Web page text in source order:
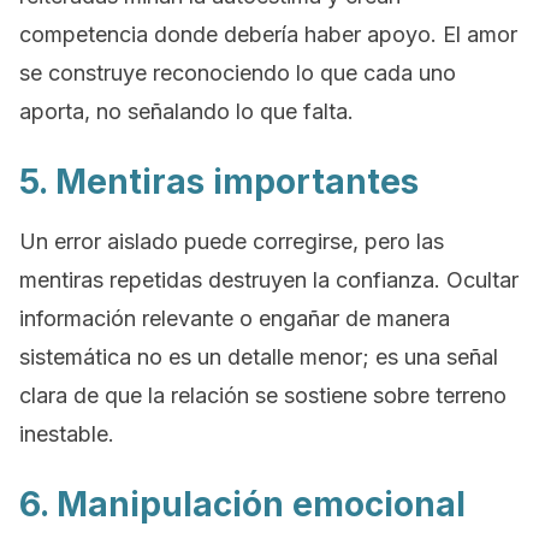
competencia donde debería haber apoyo. El amor
se construye reconociendo lo que cada uno
aporta, no señalando lo que falta.
5. Mentiras importantes
Un error aislado puede corregirse, pero las
mentiras repetidas destruyen la confianza. Ocultar
información relevante o engañar de manera
sistemática no es un detalle menor; es una señal
clara de que la relación se sostiene sobre terreno
inestable.
6. Manipulación emocional